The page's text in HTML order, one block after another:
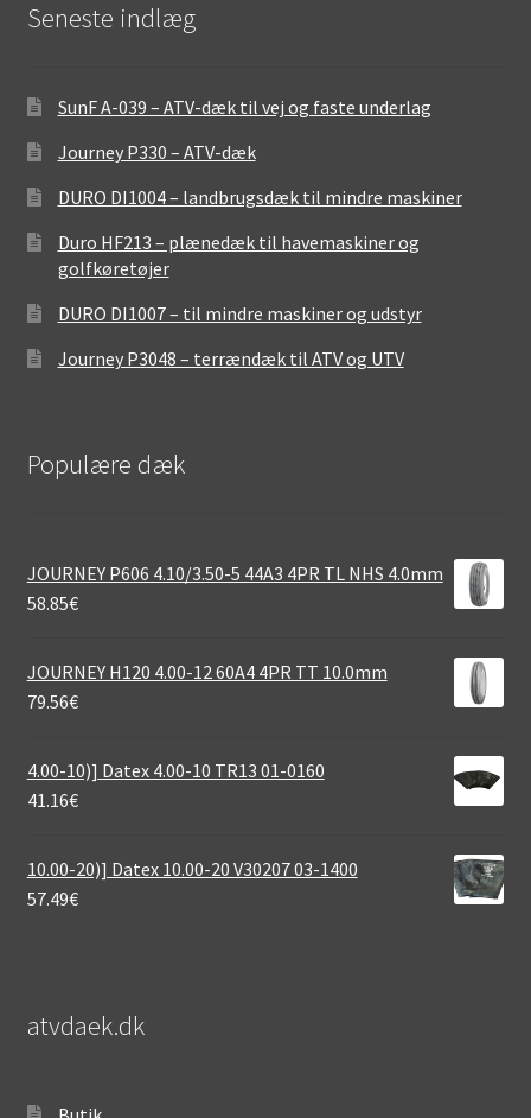
Seneste indlæg
SunF A-039 – ATV-dæk til vej og faste underlag
Journey P330 – ATV-dæk
DURO DI1004 – landbrugsdæk til mindre maskiner
Duro HF213 – plænedæk til havemaskiner og
golfkøretøjer
DURO DI1007 – til mindre maskiner og udstyr
Journey P3048 – terrændæk til ATV og UTV
Populære dæk
JOURNEY P606 4.10/3.50-5 44A3 4PR TL NHS 4.0mm
58.85€
JOURNEY H120 4.00-12 60A4 4PR TT 10.0mm
79.56€
4.00-10)] Datex 4.00-10 TR13 01-0160
41.16€
10.00-20)] Datex 10.00-20 V30207 03-1400
57.49€
atvdaek.dk